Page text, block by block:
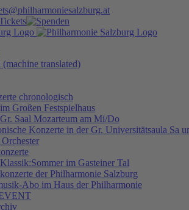
Spenden
translated)
chronologisch
Großen Festspielhaus
Saal Mozarteum am Mi/Do
Konzerte in der Gr. Universitätsaula Sa
im Gasteiner Tal
der Philharmonie Salzburg
Abo im Haus der Philharmonie